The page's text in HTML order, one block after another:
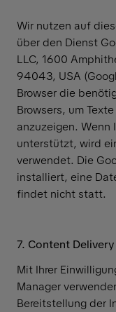
Wir nutzen auf
über den Dienst
LLC, 1600
94043, USA
Browser die
Browsers, um
anzuzeigen. Wenn
unterstützt, wird
verwendet. Die
installiert, eine
findet nicht statt.
7. Content
Mit Ihrer
Manager
Bereitstellung der